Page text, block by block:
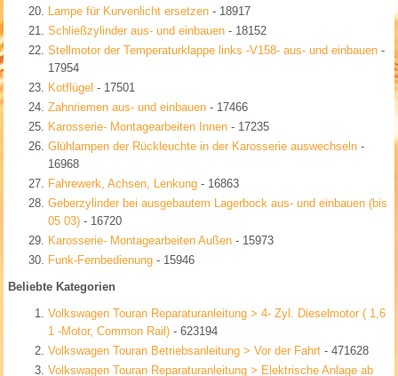
Lampe für Kurvenlicht ersetzen - 18917
Schließzylinder aus- und einbauen - 18152
Stellmotor der Temperaturklappe links -V158- aus- und einbauen -
17954
Kotflügel - 17501
Zahnriemen aus- und einbauen - 17466
Karosserie- Montagearbeiten Innen - 17235
Glühlampen der Rückleuchte in der Karosserie auswechseln -
16968
Fahrewerk, Achsen, Lenkung - 16863
Geberzylinder bei ausgebautem Lagerbock aus- und einbauen (bis
05 03) - 16720
Karosserie- Montagearbeiten Außen - 15973
Funk-Fernbedienung - 15946
Beliebte Kategorien
Volkswagen Touran Reparaturanleitung > 4- Zyl. Dieselmotor ( 1,6
1 -Motor, Common Rail) - 623194
Volkswagen Touran Betriebsanleitung > Vor der Fahrt - 471628
Volkswagen Touran Reparaturanleitung > Elektrische Anlage ab